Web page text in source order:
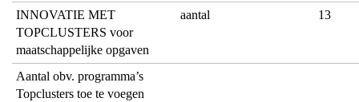
INNOVATIE MET
TOPCLUSTERS voor
maatschappelijke opgaven
aantal 13
Aantal obv. programma’s
Topclusters toe te voegen